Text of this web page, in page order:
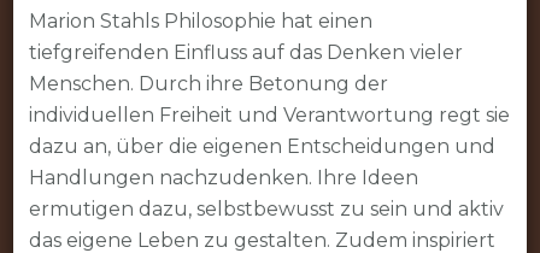
Marion Stahls Philosophie hat einen
tiefgreifenden Einfluss auf das Denken vieler
Menschen. Durch ihre Betonung der
individuellen Freiheit und Verantwortung regt sie
dazu an, über die eigenen Entscheidungen und
Handlungen nachzudenken. Ihre Ideen
ermutigen dazu, selbstbewusst zu sein und aktiv
das eigene Leben zu gestalten. Zudem inspiriert